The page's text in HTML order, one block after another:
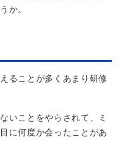
か。
ることが多くあまり研修
いことをやらされて、ミ
に何度か会ったことがあ